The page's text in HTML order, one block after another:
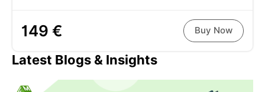
149 € Buy Now
Latest Blogs & Insights